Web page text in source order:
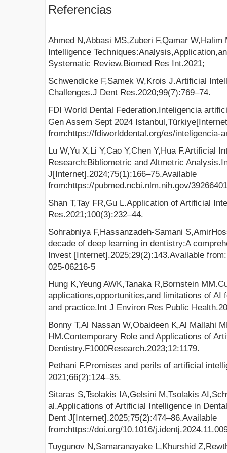
Referencias
Ahmed N,Abbasi MS,Zuberi F,Qamar
Intelligence
Systematic Review.Biomed Res Int.2021;
Schwendicke F,Samek W,Krois J.Artificial
Challenges.J Dent Res.2020;99(7):769–74.
FDI World Dental Federation.Inteligencia
Gen Assem Sept 2024
from:https://fdiworlddental.org/es/inteligencia-
Lu W,Yu X,Li Y,Cao Y,Chen Y,Hua F.Artificial
Research:Bibliometric and Altmetric
J[Internet].2024;75(1):166–75.Available
from:https://pubmed.ncbi.nlm.nih.gov/
Shan T,Tay FR,Gu L.Application of Artificial
Res.2021;100(3):232–44.
Sohrabniya F,Hassanzadeh-Samani
decade of deep learning in dentistry:A
Invest [Internet].2025;29(2):143.Available
025-06216-5
Hung K,Yeung AWK,Tanaka R,Bornstein
applications,opportunities,and limitations of AI
and practice.Int J Environ Res Public
Bonny T,Al Nassan W,Obaideen K,Al Mallahi
HM.Contemporary Role and Applications of
Dentistry.F1000Research.2023;12:1179.
Pethani F.Promises and perils of artificial
2021;66(2):124–35.
Sitaras S,Tsolakis IA,Gelsini M,Tsolakis
al.Applications of Artificial Intelligence in
Dent J[Internet].2025;75(2):474–86.Available
from:https://doi.org/10.1016/
Tuygunov N,Samaranayake L,Khurshid